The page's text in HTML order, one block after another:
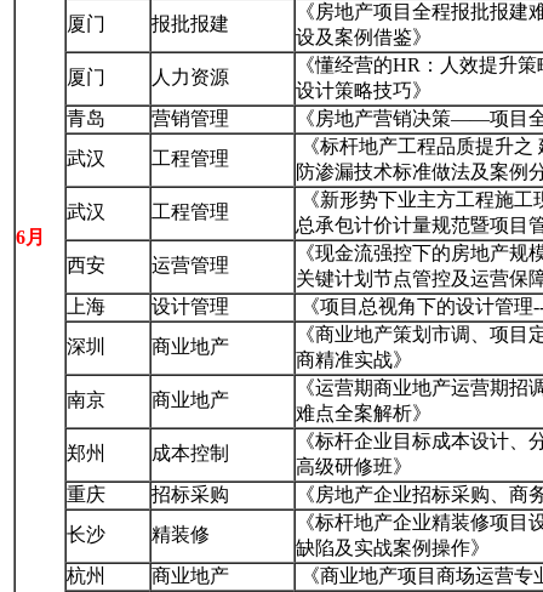
6月
厦门
报批报建
《房地产项目全程报批报
设及案例借鉴》
厦门
人力资源
《懂经营的HR：人效提升
设计策略技巧》
青岛
营销管理
《房地产营销决策——项目
武汉
工程管理
《标杆地产工程品质提升
防渗漏技术标准做法及案例
武汉
工程管理
《新形势下业主方工程施
总承包计价计量规范暨项目
西安
运营管理
《现金流强控下的房地产
关键计划节点管控及运营保
上海
设计管理
《项目总视角下的设计管理
深圳
商业地产
《商业地产策划市调、项
商精准实战》
南京
商业地产
《运营期商业地产运营期
难点全案解析》
郑州
成本控制
《标杆企业目标成本设计
高级研修班》
重庆
招标采购
《房地产企业招标采购、商
长沙
精装修
《标杆地产企业精装修项
缺陷及实战案例操作》
杭州
商业地产
《商业地产项目商场运营专